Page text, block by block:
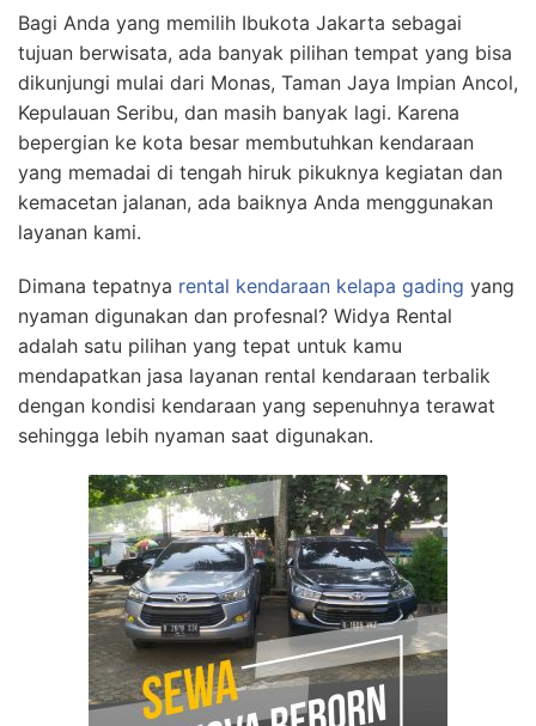
Bagi Anda yang memilih Ibukota Jakarta sebagai
tujuan berwisata, ada banyak pilihan tempat yang bisa
dikunjungi mulai dari Monas, Taman Jaya Impian Ancol,
Kepulauan Seribu, dan masih banyak lagi. Karena
bepergian ke kota besar membutuhkan kendaraan
yang memadai di tengah hiruk pikuknya kegiatan dan
kemacetan jalanan, ada baiknya Anda menggunakan
layanan kami.
Dimana tepatnya rental kendaraan kelapa gading yang
nyaman digunakan dan profesnal? Widya Rental
adalah satu pilihan yang tepat untuk kamu
mendapatkan jasa layanan rental kendaraan terbalik
dengan kondisi kendaraan yang sepenuhnya terawat
sehingga lebih nyaman saat digunakan.